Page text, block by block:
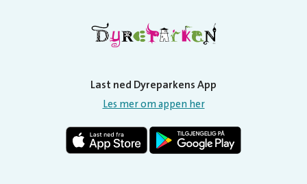
Last ned Dyreparkens App
Les mer om appen her